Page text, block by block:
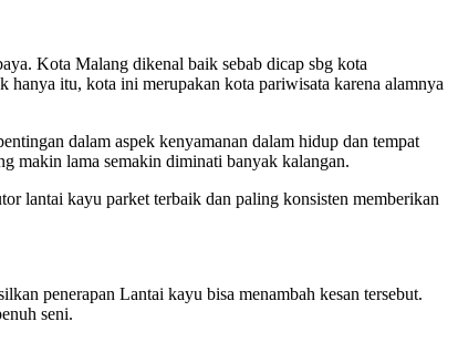
Kota Malang dikenal baik sebab dicap sbg kota
itu, kota ini merupakan kota pariwisata karena alamnya
dalam aspek kenyamanan dalam hidup dan tempat
makin lama semakin diminati banyak kalangan.
lantai kayu parket terbaik dan paling konsisten memberikan
penerapan Lantai kayu bisa menambah kesan tersebut.
seni.